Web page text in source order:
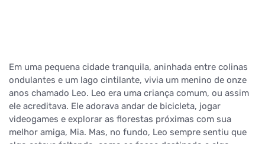
Em uma pequena cidade tranquila, aninhada entre colinas
ondulantes e um lago cintilante, vivia um menino de onze
anos chamado Leo. Leo era uma criança comum, ou assim
ele acreditava. Ele adorava andar de bicicleta, jogar
videogames e explorar as florestas próximas com sua
melhor amiga, Mia. Mas, no fundo, Leo sempre sentiu que